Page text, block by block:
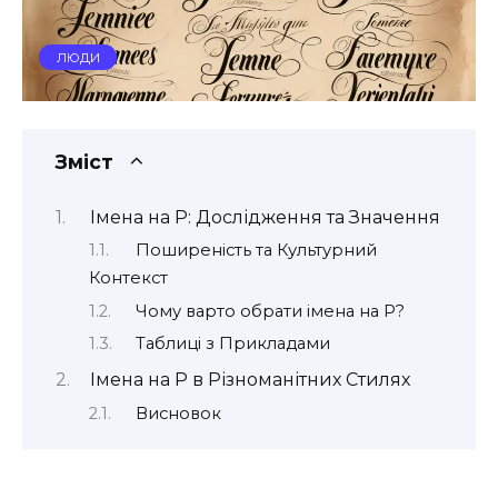
ЛЮДИ
Зміст
Імена на Р: Дослідження та Значення
Поширеність та Культурний
Контекст
Чому варто обрати імена на Р?
Таблиці з Прикладами
Імена на Р в Різноманітних Стилях
Висновок